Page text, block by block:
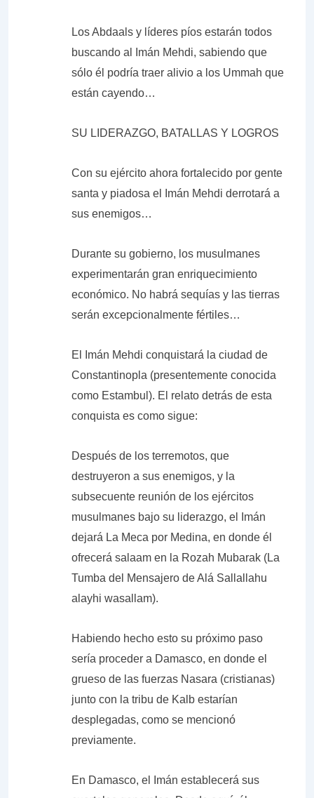
Los Abdaals y líderes píos estarán todos
buscando al Imán Mehdi, sabiendo que
sólo él podría traer alivio a los Ummah que
están cayendo…
SU LIDERAZGO, BATALLAS Y LOGROS
Con su ejército ahora fortalecido por gente
santa y piadosa el Imán Mehdi derrotará a
sus enemigos…
Durante su gobierno, los musulmanes
experimentarán gran enriquecimiento
económico. No habrá sequías y las tierras
serán excepcionalmente fértiles…
El Imán Mehdi conquistará la ciudad de
Constantinopla (presentemente conocida
como Estambul). El relato detrás de esta
conquista es como sigue:
Después de los terremotos, que
destruyeron a sus enemigos, y la
subsecuente reunión de los ejércitos
musulmanes bajo su liderazgo, el Imán
dejará La Meca por Medina, en donde él
ofrecerá salaam en la Rozah Mubarak (La
Tumba del Mensajero de Alá Sallallahu
alayhi wasallam).
Habiendo hecho esto su próximo paso
sería proceder a Damasco, en donde el
grueso de las fuerzas Nasara (cristianas)
junto con la tribu de Kalb estarían
desplegadas, como se mencionó
previamente.
En Damasco, el Imán establecerá sus